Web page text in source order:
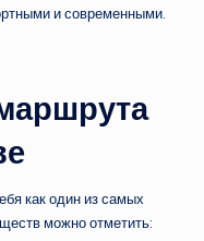
и современными.
как один из самых
можно отметить: